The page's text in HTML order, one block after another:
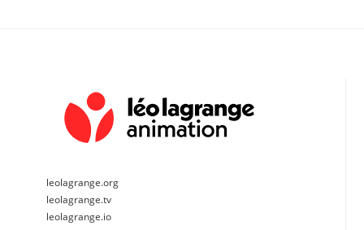
leolagrange.org
leolagrange.tv
leolagrange.io